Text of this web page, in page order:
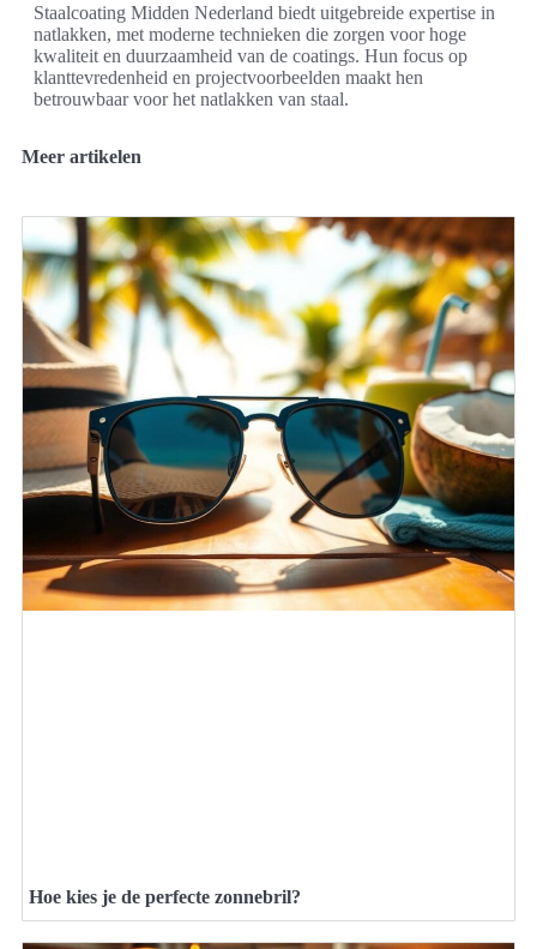
Staalcoating Midden Nederland biedt uitgebreide expertise in
natlakken, met moderne technieken die zorgen voor hoge
kwaliteit en duurzaamheid van de coatings. Hun focus op
klanttevredenheid en projectvoorbeelden maakt hen
betrouwbaar voor het natlakken van staal.
Meer artikelen
Hoe kies je de perfecte zonnebril?